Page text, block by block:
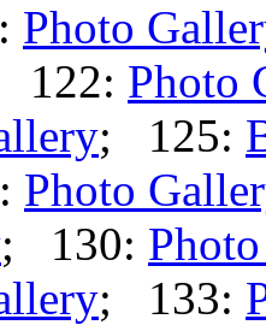
Photo
122: Photo
; 125:
Photo
; 130:
; 133: